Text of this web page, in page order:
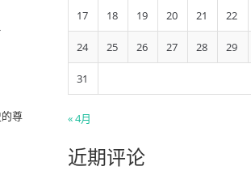
尊
17 18 19 20 21 22
24 25 26 27 28 29
31
« 4月
近期评论